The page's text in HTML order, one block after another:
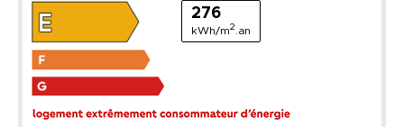
276
kWh/m2 .an